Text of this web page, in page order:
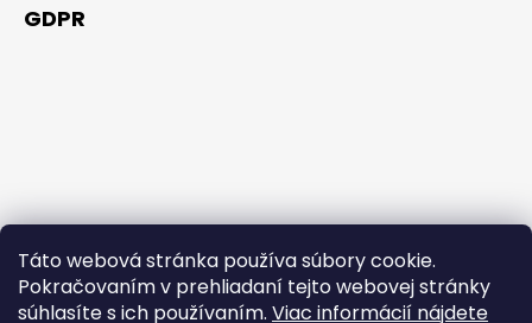
Táto webová stránka používa súbory cookie.
Pokračovaním v prehliadaní tejto webovej stránky
súhlasíte s ich používaním. Viac informácií nájdete
GDPR